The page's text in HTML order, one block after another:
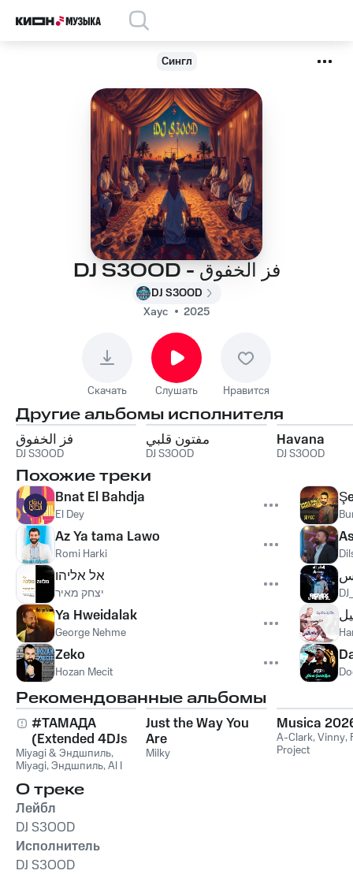
Сингл
DJ S3OOD - فز الخفوق
DJ S3OOD
Хаус
2025
Скачать Слушать Нравится
Другие альбомы исполнителя
فز الخفوق
DJ S3OOD
مفتون قلبي
DJ S3OOD
Havana
DJ S3OOD
Похожие треки
Bnat El Bahdja
El Dey
Az Ya tama Lawo
Romi Harki
אל אליהו
יצחק מאיר
Ya Hweidalak
George Nehme
Zeko
Hozan Mecit
Рекомендованные альбомы
#ТАМАДА
(Extended 4DJs
Pack)
Miyagi & Эндшпиль,
Miyagi,Эндшпиль,Al I
Just the Way You
Are
Milky
Musica
A-Clark,Vinny,
Project
О треке
Лейбл
DJ S3OOD
Исполнитель
DJ S3OOD